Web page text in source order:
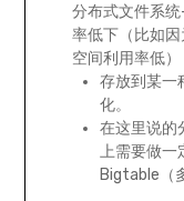
分布式文件系
率低下（比如
空间利用率低）
存放到某一
化。
在这里说的
上需要做一
Bigtable（